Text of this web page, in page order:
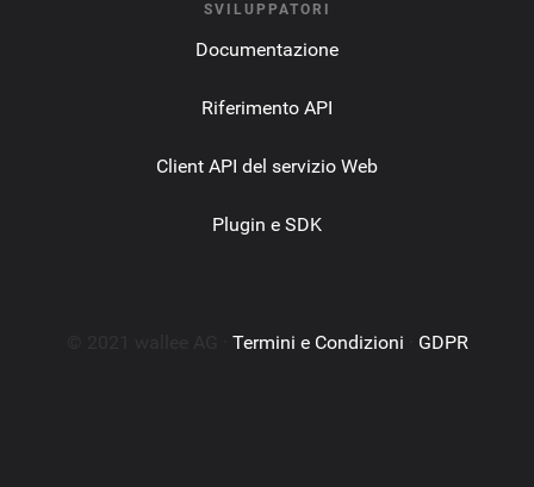
SVILUPPATORI
Documentazione
Riferimento API
Client API del servizio Web
Plugin e SDK
Termini e Condizioni GDPR